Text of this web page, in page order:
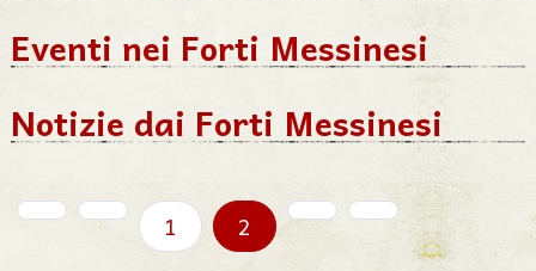
Eventi nei Forti Messinesi
Notizie dai Forti Messinesi
1
2